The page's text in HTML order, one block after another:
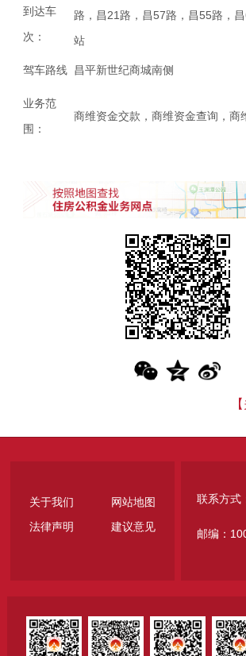
到达车
次：
路，昌21路，昌57路，昌55路，
站
驾车路线 昌平新世纪商城南侧
业务范
围：
商维资金交款，商维资金查询，商
关于我们
网站地图
法律声明
建议意见
联系方式
邮编：